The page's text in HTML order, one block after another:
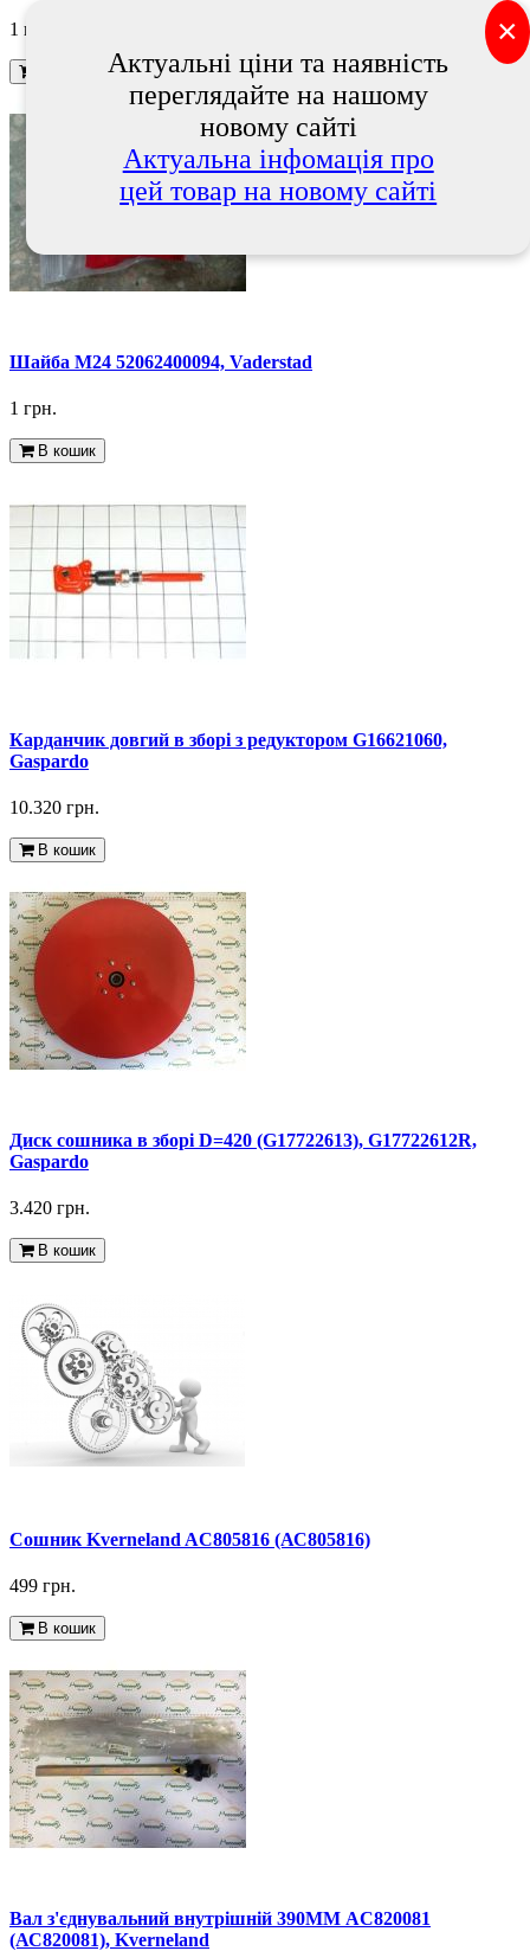
×
Актуальні ціни та наявність
переглядайте на нашому
новому сайті
Актуальна інфомація про
цей товар на новому сайті
1 грн.
Шайба М24 52062400094, Vaderstad
1 грн.
В кошик
Карданчик довгий в зборі з редуктором G16621060,
Gaspardo
10.320 грн.
В кошик
Диск сошника в зборі D=420 (G17722613), G17722612R,
Gaspardo
3.420 грн.
В кошик
Сошник Kverneland AC805816 (АС805816)
499 грн.
В кошик
Вал з'єднувальний внутрішній 390ММ AC820081
(АС820081), Kverneland